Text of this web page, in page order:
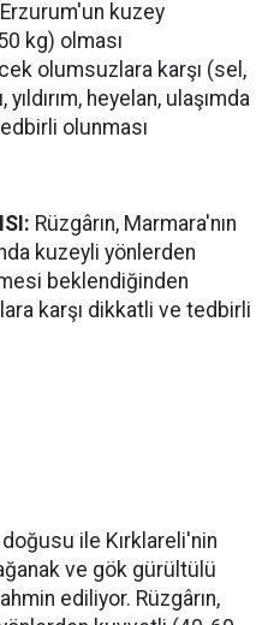
kuzey
kg) olması
olumsuzlara karşı (sel,
yıldırım, heyelan, ulaşımda
olunması
Rüzgârın, Marmara'nın
kuzeyli yönlerden
beklendiğinden
karşı dikkatli ve tedbirli
ile Kırklareli'nin
ve gök gürültülü
ediliyor. Rüzgârın,